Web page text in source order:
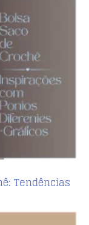
Tendências